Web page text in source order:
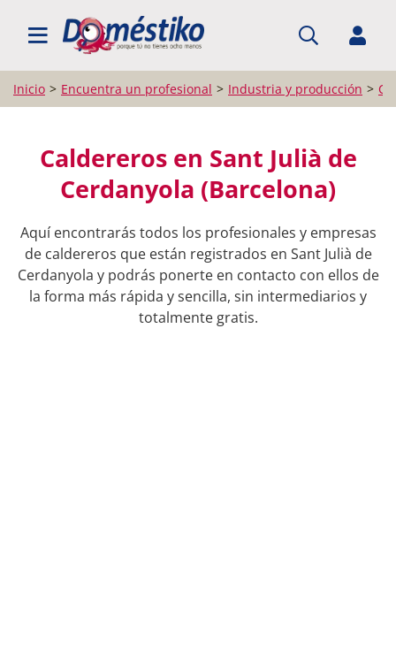
BUSCAR PROFESIONALES
Inicio Encuentra un profesional Industria y producción
Caldereros en Sant Julià de
Cerdanyola (Barcelona)
Aquí encontrarás todos los profesionales y empresas
de caldereros que están registrados en Sant Julià de
Cerdanyola y podrás ponerte en contacto con ellos de
la forma más rápida y sencilla, sin intermediarios y
totalmente gratis.